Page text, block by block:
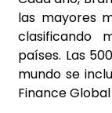
las mayores
clasificando
países. Las
mundo se
Finance